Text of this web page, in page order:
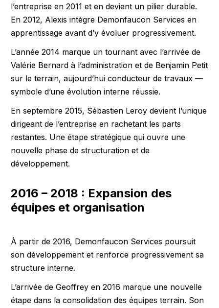
l’entreprise en 2011 et en devient un pilier durable.
En 2012, Alexis intègre Demonfaucon Services en
apprentissage avant d’y évoluer progressivement.
L’année 2014 marque un tournant avec l’arrivée de
Valérie Bernard à l’administration et de Benjamin Petit
sur le terrain, aujourd’hui conducteur de travaux —
symbole d’une évolution interne réussie.
En septembre 2015, Sébastien Leroy devient l’unique
dirigeant de l’entreprise en rachetant les parts
restantes. Une étape stratégique qui ouvre une
nouvelle phase de structuration et de
développement.
2016 – 2018 : Expansion des
équipes et organisation
À partir de 2016, Demonfaucon Services poursuit
son développement et renforce progressivement sa
structure interne.
L’arrivée de Geoffrey en 2016 marque une nouvelle
étape dans la consolidation des équipes terrain. Son